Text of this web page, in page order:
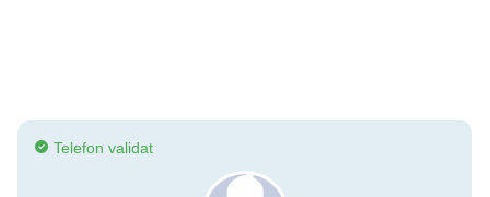
Telefon validat